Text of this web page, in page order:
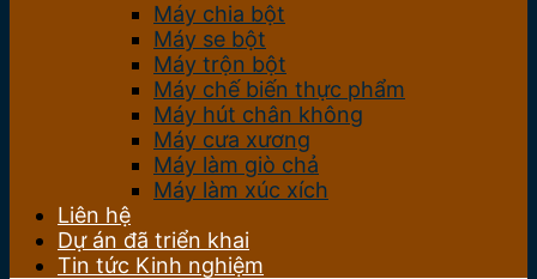
Máy chia bột
Máy se bột
Máy trộn bột
Máy chế biến thực phẩm
Máy hút chân không
Máy cưa xương
Máy làm giò chả
Máy làm xúc xích
Liên hệ
Dự án đã triển khai
Tin tức Kinh nghiệm